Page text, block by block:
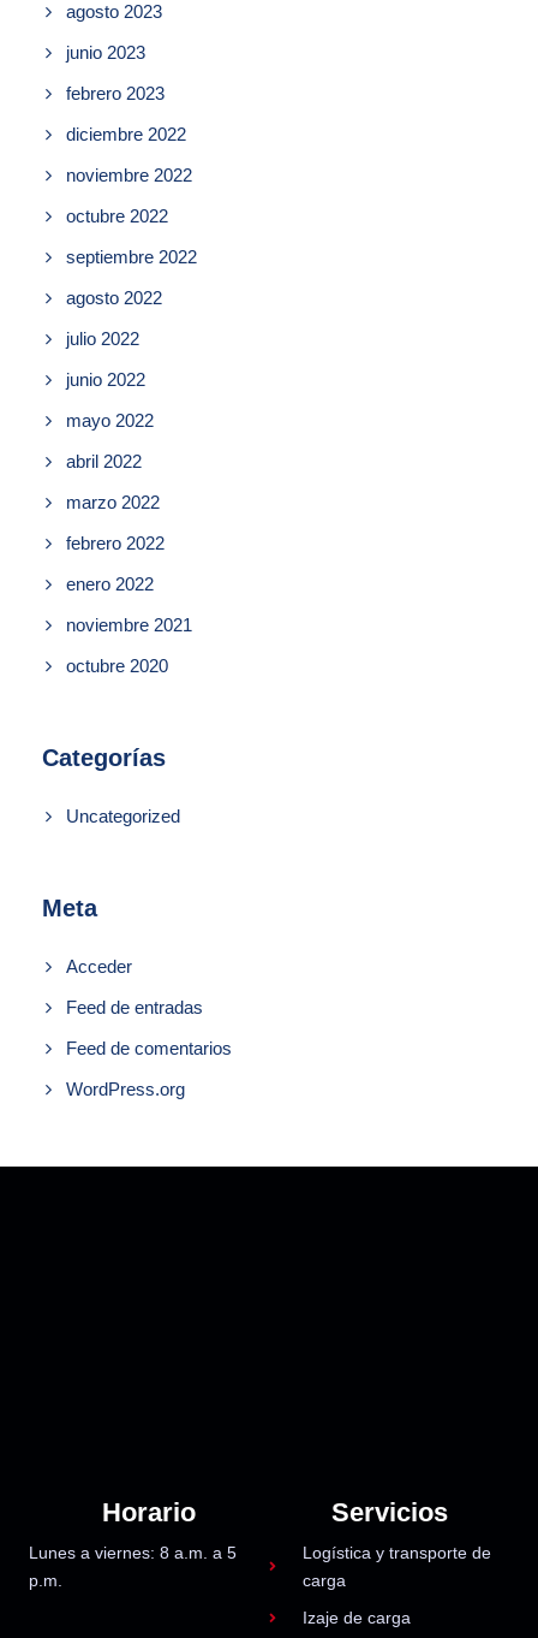
agosto 2023
junio 2023
febrero 2023
diciembre 2022
noviembre 2022
octubre 2022
septiembre 2022
agosto 2022
julio 2022
junio 2022
mayo 2022
abril 2022
marzo 2022
febrero 2022
enero 2022
noviembre 2021
octubre 2020
Categorías
Uncategorized
Meta
Acceder
Feed de entradas
Feed de comentarios
WordPress.org
Horario
Lunes a viernes: 8 a.m. a 5
p.m.
Servicios
Logística y transporte de
carga
Izaje de carga